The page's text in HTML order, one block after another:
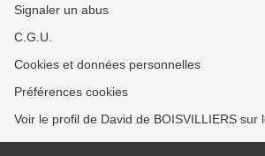
Signaler un abus
C.G.U.
Cookies et données personnelles
Préférences cookies
Voir le profil de David de BOISVILLIERS sur